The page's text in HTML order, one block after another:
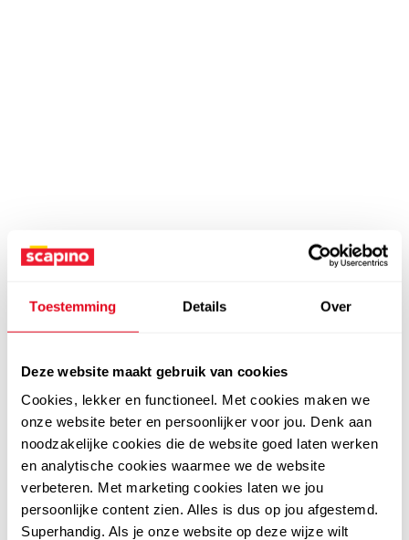
Toestemming Details Over
Deze website maakt gebruik van cookies
Cookies, lekker en functioneel. Met cookies maken we
onze website beter en persoonlijker voor jou. Denk aan
noodzakelijke cookies die de website goed laten werken
en analytische cookies waarmee we de website
verbeteren. Met marketing cookies laten we jou
persoonlijke content zien. Alles is dus op jou afgestemd.
Superhandig. Als je onze website op deze wijze wilt